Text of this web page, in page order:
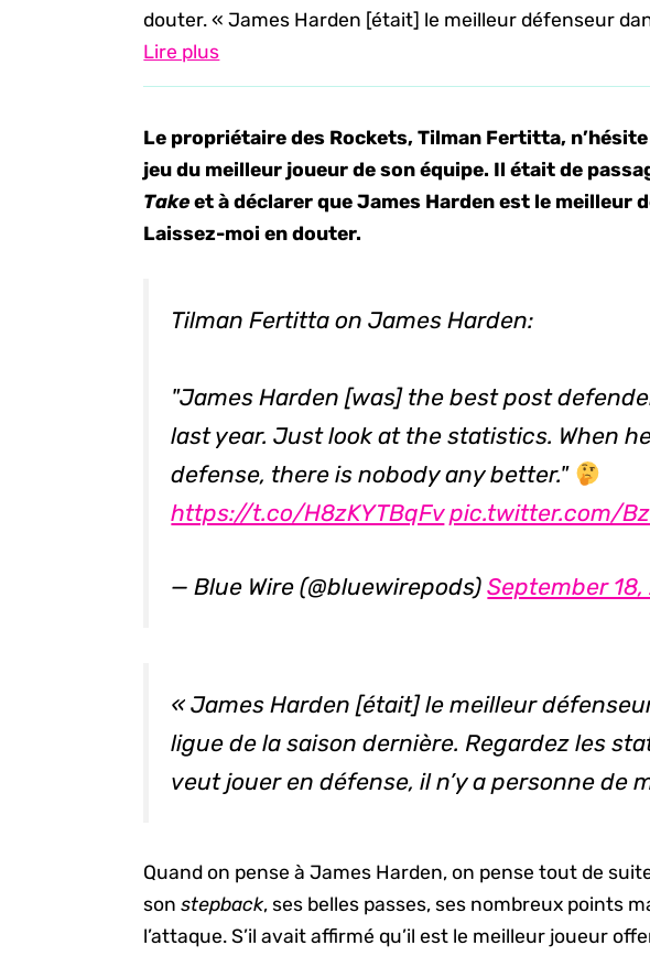
douter. « James Harden [était] le meilleur défenseur
Lire plus
Le propriétaire des Rockets, Tilman Fertitta,
jeu du meilleur joueur de son équipe. Il était de
Take et à déclarer que James Harden est le meilleur
Laissez-moi en douter.
Tilman Fertitta on James Harden:
"James Harden [was] the best post
last year. Just look at the statistics. When
defense, there is nobody any better."
https://t.co/H8zKYTBqFv pic.twitter.com/
— Blue Wire (@bluewirepods)September 18,
« James Harden [était] le meilleur
ligue de la saison dernière. Regardez les
veut jouer en défense, il n’y a personne de
Quand on pense à James Harden, on pense tout de
sonstepback, ses belles passes, ses nombreux points
l’attaque. S’il avait affirmé qu’il est le meilleur joueur